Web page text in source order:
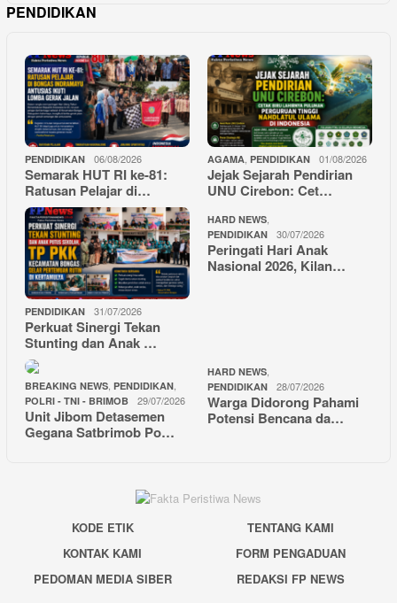
PENDIDIKAN
PENDIDIKAN 06/08/2026
Semarak HUT RI ke-81:
Ratusan Pelajar di…
AGAMA PENDIDIKAN 01/08/2026
Jejak Sejarah Pendirian
UNU Cirebon: Cet…
PENDIDIKAN 31/07/2026
Perkuat Sinergi Tekan
Stunting dan Anak …
HARD NEWS
PENDIDIKAN 30/07/2026
Peringati Hari Anak
Nasional 2026, Kilan…
BREAKING NEWS PENDIDIKAN
POLRI - TNI - BRIMOB 29/07/2026
Unit Jibom Detasemen
Gegana Satbrimob Po…
HARD NEWS
PENDIDIKAN 28/07/2026
Warga Didorong Pahami
Potensi Bencana da…
KODE ETIK
TENTANG KAMI
KONTAK KAMI
FORM PENGADUAN
PEDOMAN MEDIA SIBER
REDAKSI FP NEWS